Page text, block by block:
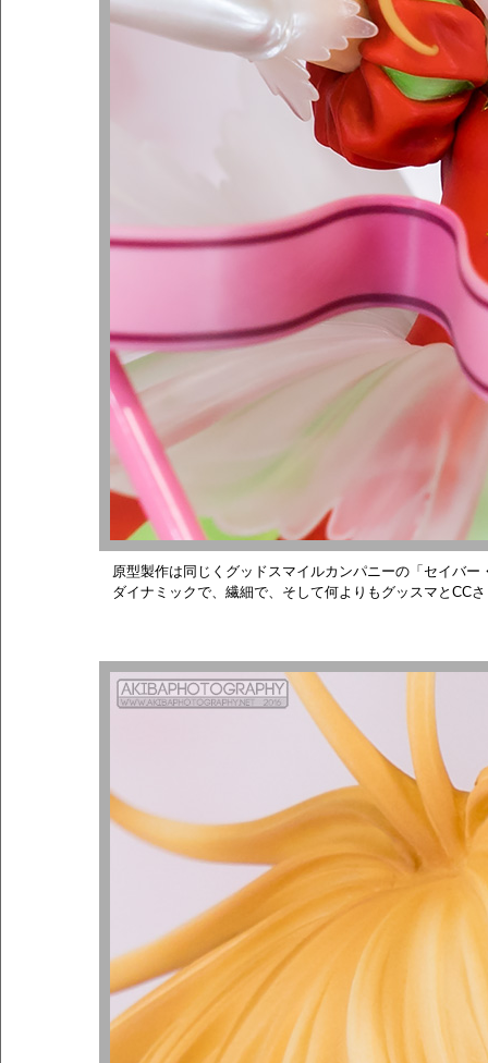
原型製作は同じくグッドスマイルカンパニーの「セイバ
ダイナミックで、繊細で、そして何よりもグッスマとCC